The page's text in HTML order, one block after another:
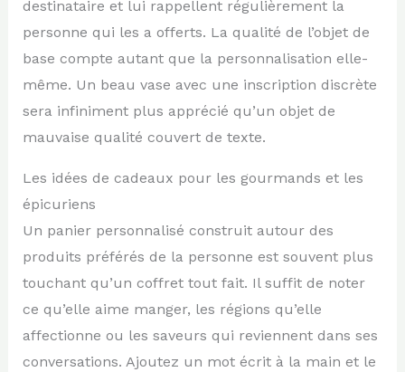
destinataire et lui rappellent régulièrement la
personne qui les a offerts. La qualité de l’objet de
base compte autant que la personnalisation elle-
même. Un beau vase avec une inscription discrète
sera infiniment plus apprécié qu’un objet de
mauvaise qualité couvert de texte.
Les idées de cadeaux pour les gourmands et les
épicuriens
Un panier personnalisé construit autour des
produits préférés de la personne est souvent plus
touchant qu’un coffret tout fait. Il suffit de noter
ce qu’elle aime manger, les régions qu’elle
affectionne ou les saveurs qui reviennent dans ses
conversations. Ajoutez un mot écrit à la main et le